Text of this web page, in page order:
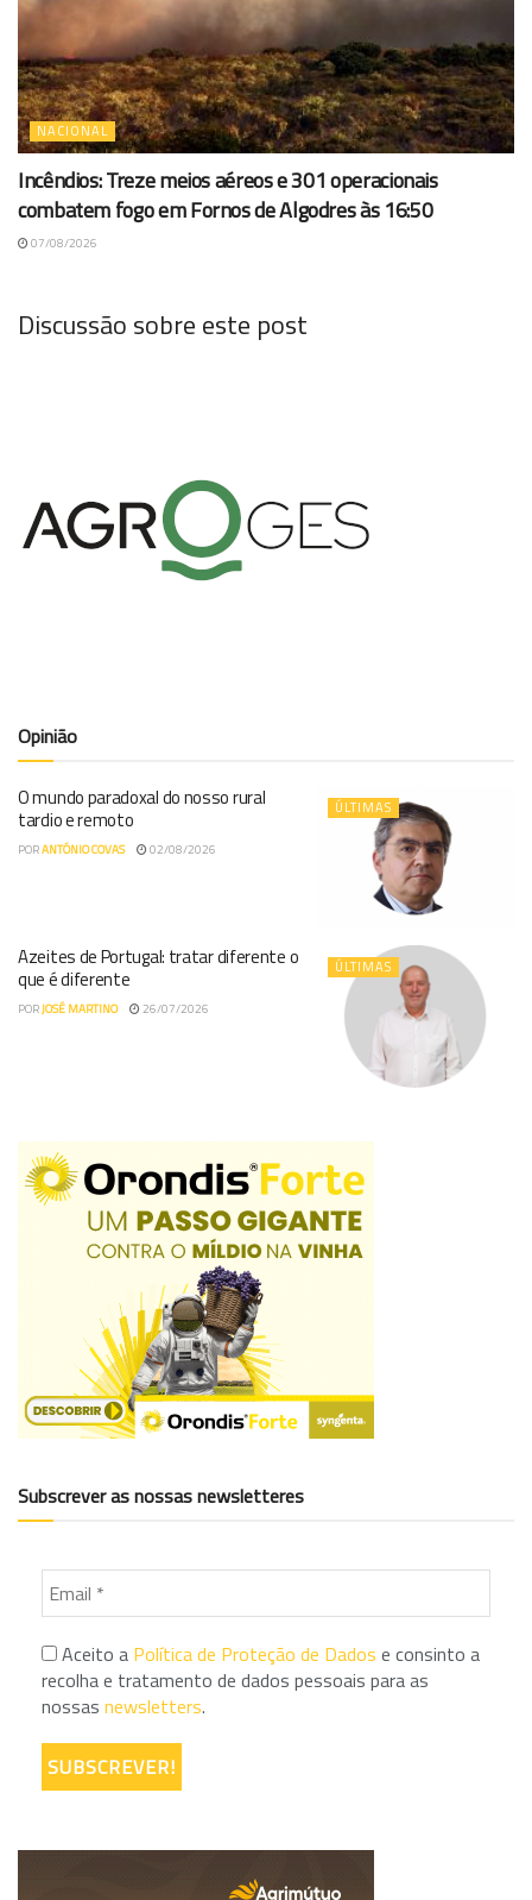
NACIONAL
Incêndios: Treze meios aéreos e 301 operacionais
combatem fogo em Fornos de Algodres às 16:50
07/08/2026
Discussão sobre este post
Opinião
ÚLTIMAS
O mundo paradoxal do nosso rural
tardio e remoto
PORANTÓNIO COVAS 02/08/2026
ÚLTIMAS
Azeites de Portugal: tratar diferente o
que é diferente
PORJOSÉ MARTINO 26/07/2026
Subscrever as nossas newsletteres
Aceito a Política de Proteção de Dados e consinto a
recolha e tratamento de dados pessoais para as
nossas newsletters.